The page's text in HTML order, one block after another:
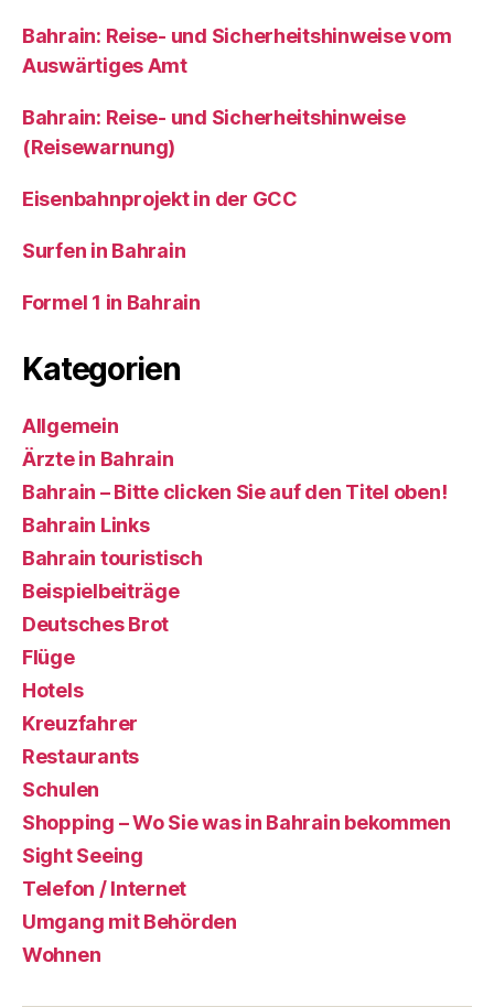
Bahrain: Reise- und Sicherheitshinweise vom
Auswärtiges Amt
Bahrain: Reise- und Sicherheitshinweise
(Reisewarnung)
Eisenbahnprojekt in der GCC
Surfen in Bahrain
Formel 1 in Bahrain
Kategorien
Allgemein
Ärzte in Bahrain
Bahrain – Bitte clicken Sie auf den Titel oben!
Bahrain Links
Bahrain touristisch
Beispielbeiträge
Deutsches Brot
Flüge
Hotels
Kreuzfahrer
Restaurants
Schulen
Shopping – Wo Sie was in Bahrain bekommen
Sight Seeing
Telefon / Internet
Umgang mit Behörden
Wohnen